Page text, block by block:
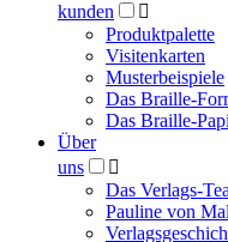
kunden

Produktpalette
Visitenkarten
Musterbeispiele
Das Braille-
Das Braille-
Über
uns

Das Verlags-
Pauline von